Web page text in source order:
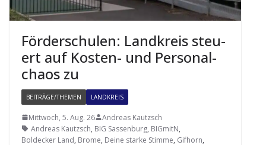
För­der­schu­len: Land­kreis steu­
ert auf Kos­ten- und Per­so­nal­
chaos zu
BEITRÄGE/THEMEN LANDKREIS
Mittwoch, 5. Aug. 26
Andreas Kautzsch
Andreas Kautzsch, BIG Sassenburg, BIGmitN,
Boldecker Land, Brome, Deine starke Stimme, Gifhorn,